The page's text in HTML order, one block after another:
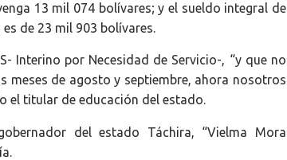
13 mil 074 bolívares; y el sueldo integral de
de 23 mil 903 bolívares.
Interino por Necesidad de Servicio-, “y que no
meses de agosto y septiembre, ahora nosotros
el titular de educación del estado.
del estado Táchira, “Vielma Mora